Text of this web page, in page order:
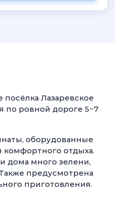
Лазаревское
по ровной дороге 5−7
оборудованные
отдыха.
дома много зелени,
предусмотрена
приготовления.